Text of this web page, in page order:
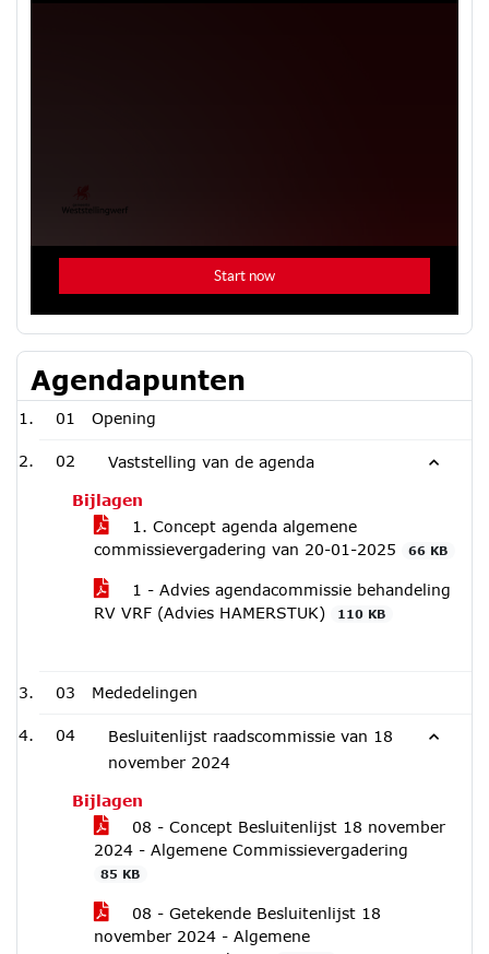
Agendapunten
01 Opening
02 Vaststelling van de agenda
Bijlagen
1. Concept agenda algemene
commissievergadering van 20-01-2025
66 KB
1 - Advies agendacommissie behandeling
RV VRF (Advies HAMERSTUK)
110 KB
03 Mededelingen
04
Besluitenlijst raadscommissie van 18
november 2024
Bijlagen
08 - Concept Besluitenlijst 18 november
2024 - Algemene Commissievergadering
85 KB
08 - Getekende Besluitenlijst 18
november 2024 - Algemene